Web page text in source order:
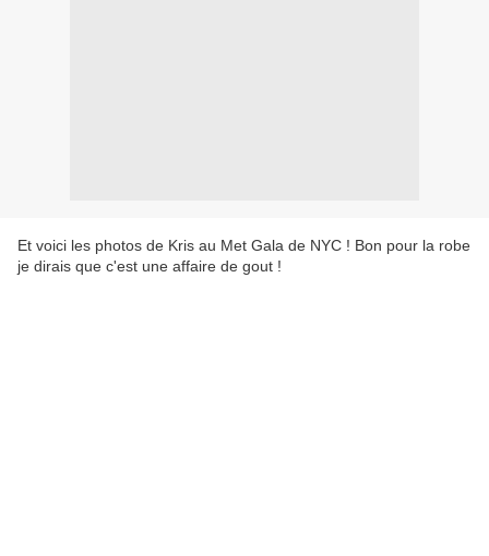
Et voici les photos de Kris au Met Gala de NYC ! Bon pour la robe
je dirais que c'est une affaire de gout !